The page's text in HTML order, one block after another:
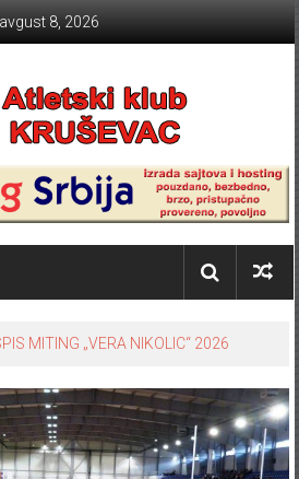
8, 2026
MITING „VERA NIKOLIC“ 2026